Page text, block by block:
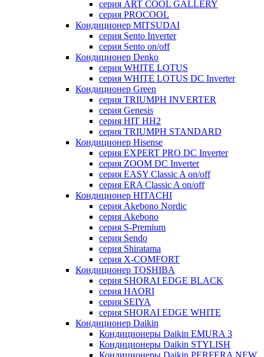
серия ART COOL GALLERY
серия PROCOOL
Кондиционер MITSUDAI
серия Sento Inverter
серия Sento on/off
Кондиционер Denko
серия WHITE LOTUS
серия WHITE LOTUS DC Inverter
Кондиционер Green
серия TRIUMPH INVERTER
серия Genesis
серия HIT HH2
серия TRIUMPH STANDARD
Кондиционер Hisense
серия EXPERT PRO DC Inverter
серия ZOOM DC Inverter
серия EASY Classic A on/off
серия ERA Classic A on/off
Кондиционер HITACHI
cерия Akebono Nordic
серия Akebono
серия S-Premium
серия Sendo
серия Shiratama
серия X-COMFORT
Кондиционер TOSHIBA
серия SHORAI EDGE BLACK
серия HAORI
серия SEIYA
серия SHORAI EDGE WHITE
Кондиционер Daikin
Кондиционеры Daikin EMURA 3
Кондиционеры Daikin STYLISH
Кондиционеры Daikin PERFERA NEW